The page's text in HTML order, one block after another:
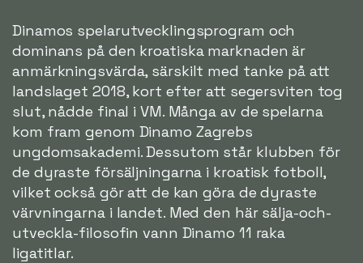
Dinamos spelarutvecklingsprogram och
dominans på den kroatiska marknaden är
anmärkningsvärda, särskilt med tanke på att
landslaget 2018, kort efter att segersviten tog
slut, nådde final i VM. Många av de spelarna
kom fram genom Dinamo Zagrebs
ungdomsakademi. Dessutom står klubben för
de dyraste försäljningarna i kroatisk fotboll,
vilket också gör att de kan göra de dyraste
värvningarna i landet. Med den här sälja-och-
utveckla-filosofin vann Dinamo 11 raka
ligatitlar.